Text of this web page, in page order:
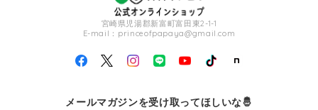
宮崎県児湯郡新富町富田東2-1-1
E-mail： princeofpapaya@gmail.com
メールマガジンを受け取ってほしいな🤴